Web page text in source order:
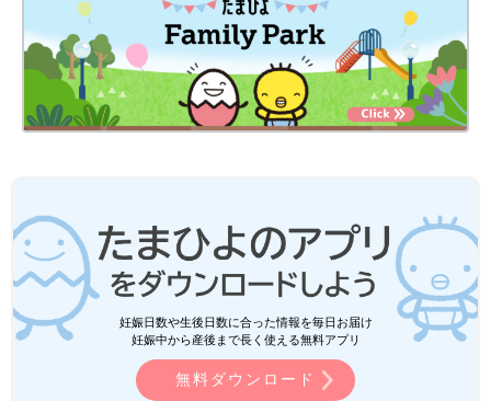
妊娠日数や生後日数に合った情報を毎日お届け
妊娠中から産後まで長く使える無料アプリ
無料ダウンロード